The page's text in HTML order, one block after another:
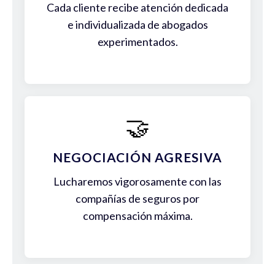
Cada cliente recibe atención dedicada
e individualizada de abogados
experimentados.
🤝
NEGOCIACIÓN AGRESIVA
Lucharemos vigorosamente con las
compañías de seguros por
compensación máxima.